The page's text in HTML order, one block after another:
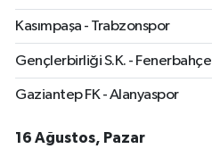
Kasımpaşa - Trabzonspor
Gençlerbirliği S.K. - Fenerbahçe
Gaziantep FK - Alanyaspor
16 Ağustos, Pazar